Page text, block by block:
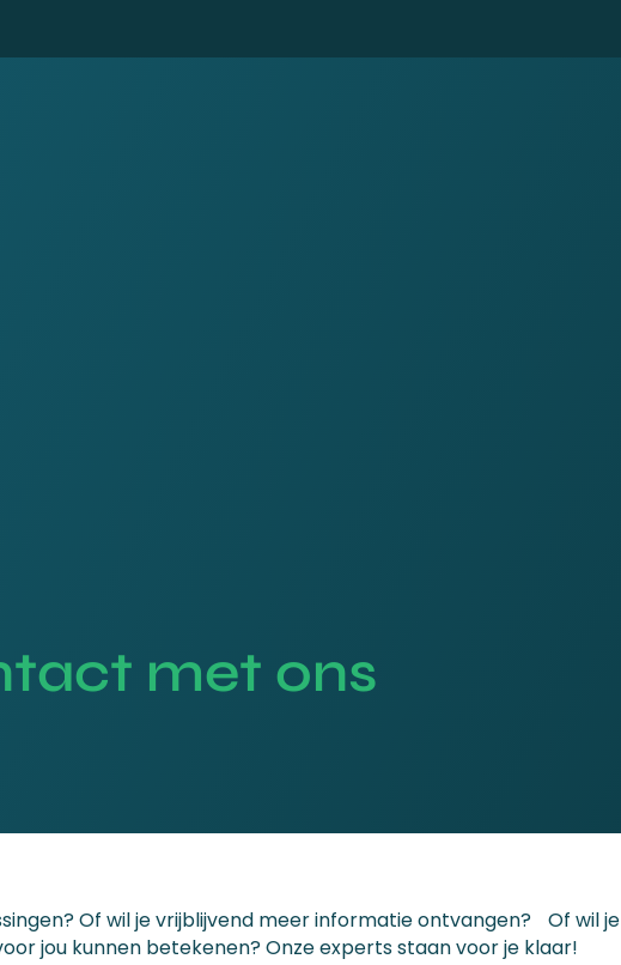
met ons
Of wil je vrijblijvend meer informatie ontvangen? Of wil je
jou kunnen betekenen? Onze experts staan voor je klaar!